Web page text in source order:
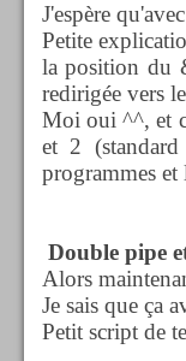
J'espère
Petite
la position
redirigée vers
Moi oui ^^, et
et 2
programmes
Double pipe
Alors
Je sais que ça
Petit script de